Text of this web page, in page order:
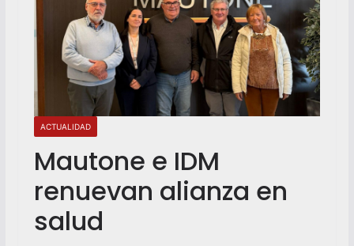
ACTUALIDAD
Mautone e IDM
renuevan alianza en
salud